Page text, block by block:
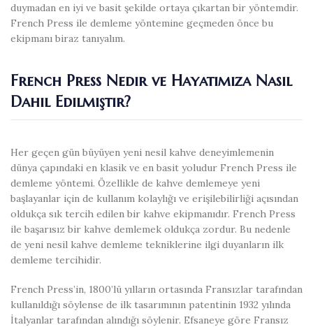
duymadan en iyi ve basit şekilde ortaya çıkartan bir yöntemdir.
French Press ile demleme yöntemine geçmeden önce bu
ekipmanı biraz tanıyalım.
French Press Nedir ve Hayatımıza Nasıl
Dahil Edilmiştir?
Her geçen gün büyüyen yeni nesil kahve deneyimlemenin
dünya çapındaki en klasik ve en basit yoludur French Press ile
demleme yöntemi. Özellikle de kahve demlemeye yeni
başlayanlar için de kullanım kolaylığı ve erişilebilirliği açısından
oldukça sık tercih edilen bir kahve ekipmanıdır. French Press
ile başarısız bir kahve demlemek oldukça zordur. Bu nedenle
de yeni nesil kahve demleme tekniklerine ilgi duyanların ilk
demleme tercihidir.
French Press’in, 1800’lü yılların ortasında Fransızlar tarafından
kullanıldığı söylense de ilk tasarımının patentinin 1932 yılında
İtalyanlar tarafından alındığı söylenir. Efsaneye göre Fransız